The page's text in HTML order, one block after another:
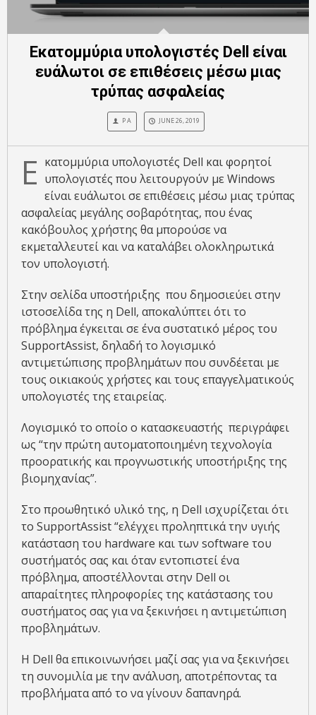
Εκατομμύρια υπολογιστές Dell είναι
ευάλωτοι σε επιθέσεις μέσω μιας
τρύπας ασφαλείας
P A JUNE 26, 2019
Ε κατομμύρια υπολογιστές Dell και φορητοί
υπολογιστές που λειτουργούν με Windows
είναι ευάλωτοι σε επιθέσεις μέσω μιας τρύπας
ασφαλείας μεγάλης σοβαρότητας, που ένας
κακόβουλος χρήστης θα μπορούσε να
εκμεταλλευτεί και να καταλάβει ολοκληρωτικά
τον υπολογιστή.
Στην σελίδα υποστήριξης που δημοσιεύει στην
ιστοσελίδα της η Dell, αποκαλύπτει ότι το
πρόβλημα έγκειται σε ένα συστατικό μέρος του
SupportAssist, δηλαδή το λογισμικό
αντιμετώπισης προβλημάτων που συνδέεται με
τους οικιακούς χρήστες και τους επαγγελματικούς
υπολογιστές της εταιρείας.
Λογισμικό το οποίο ο κατασκευαστής περιγράφει
ως “την πρώτη αυτοματοποιημένη τεχνολογία
προορατικής και προγνωστικής υποστήριξης της
βιομηχανίας”.
Στο προωθητικό υλικό της, η Dell ισχυρίζεται ότι
το SupportAssist “ελέγχει προληπτικά την υγιής
κατάσταση του hardware και των software του
συστήματός σας και όταν εντοπιστεί ένα
πρόβλημα, αποστέλλονται στην Dell οι
απαραίτητες πληροφορίες της κατάστασης του
συστήματος σας για να ξεκινήσει η αντιμετώπιση
προβλημάτων.
Η Dell θα επικοινωνήσει μαζί σας για να ξεκινήσει
τη συνομιλία με την ανάλυση, αποτρέποντας τα
προβλήματα από το να γίνουν δαπανηρά.